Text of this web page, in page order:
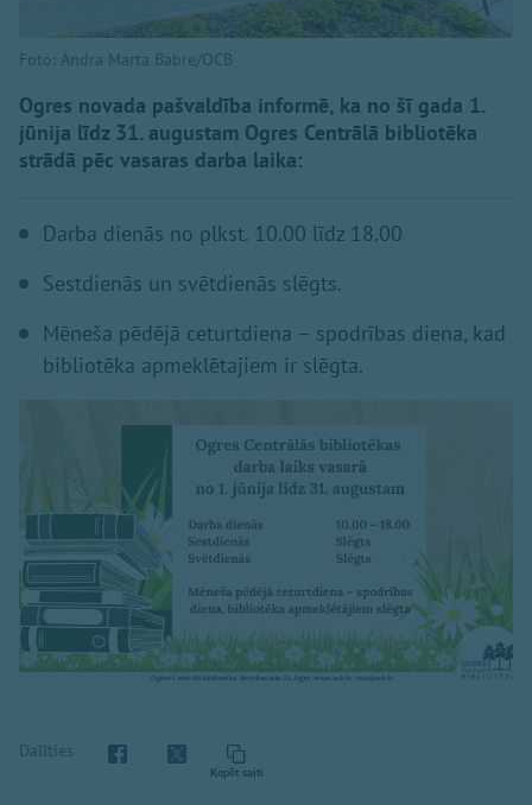
Foto: Andra Marta Babre/OCB
Ogres novada pašvaldība informē, ka no šī gada 1.
jūnija līdz 31. augustam Ogres Centrālā bibliotēka
strādā pēc vasaras darba laika:
Darba dienās no plkst. 10.00 līdz 18.00
Sestdienās un svētdienās slēgts.
Mēneša pēdējā ceturtdiena – spodrības diena, kad
bibliotēka apmeklētajiem ir slēgta.
Dalīties
Kopēt saiti